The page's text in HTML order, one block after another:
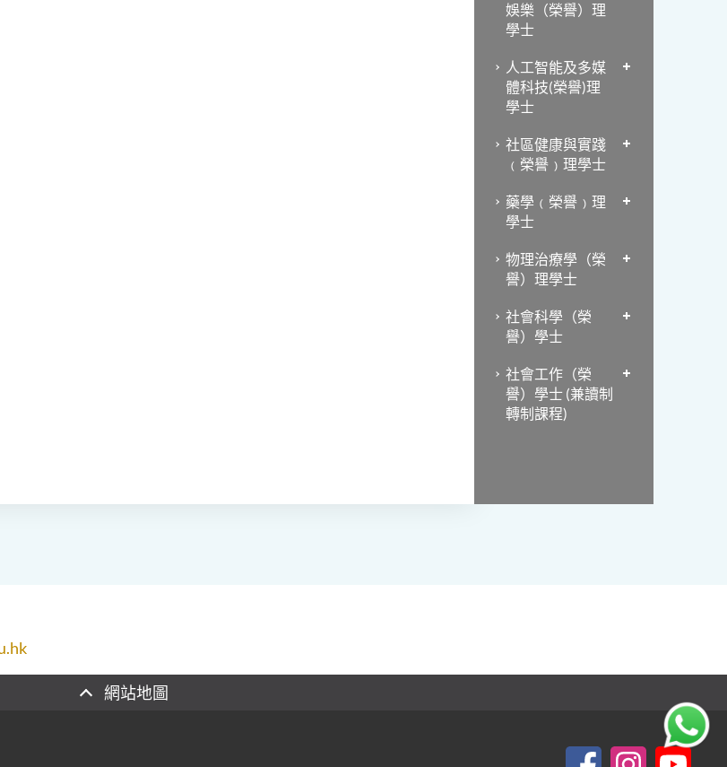
娛樂（榮譽）理
學士
人工智能及多媒
體科技(榮譽)理
學士
社區健康與實踐
﹙榮譽﹚理學士
藥學﹙榮譽﹚理
學士
物理治療學（榮
譽）理學士
社會科學（榮
譽）學士
社會工作（榮
譽）學士 (兼讀制
轉制課程)
網站地圖